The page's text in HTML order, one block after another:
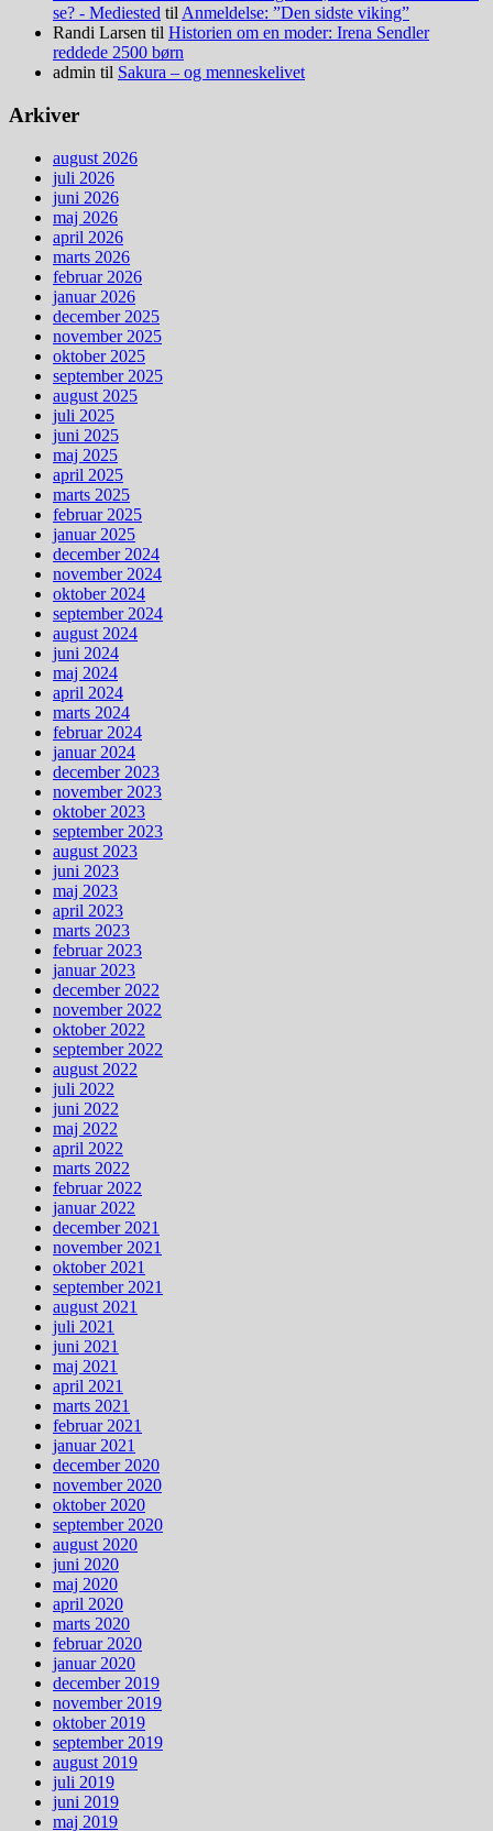
se? - Mediested til Anmeldelse: ”Den sidste viking”
Randi Larsen til Historien om en moder: Irena Sendler
reddede 2500 børn
admin til Sakura – og menneskelivet
Arkiver
august 2026
juli 2026
juni 2026
maj 2026
april 2026
marts 2026
februar 2026
januar 2026
december 2025
november 2025
oktober 2025
september 2025
august 2025
juli 2025
juni 2025
maj 2025
april 2025
marts 2025
februar 2025
januar 2025
december 2024
november 2024
oktober 2024
september 2024
august 2024
juni 2024
maj 2024
april 2024
marts 2024
februar 2024
januar 2024
december 2023
november 2023
oktober 2023
september 2023
august 2023
juni 2023
maj 2023
april 2023
marts 2023
februar 2023
januar 2023
december 2022
november 2022
oktober 2022
september 2022
august 2022
juli 2022
juni 2022
maj 2022
april 2022
marts 2022
februar 2022
januar 2022
december 2021
november 2021
oktober 2021
september 2021
august 2021
juli 2021
juni 2021
maj 2021
april 2021
marts 2021
februar 2021
januar 2021
december 2020
november 2020
oktober 2020
september 2020
august 2020
juni 2020
maj 2020
april 2020
marts 2020
februar 2020
januar 2020
december 2019
november 2019
oktober 2019
september 2019
august 2019
juli 2019
juni 2019
maj 2019